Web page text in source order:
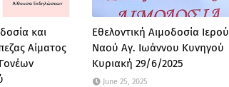
και
Αίματος
Εθελοντική Αιμοδοσία Ιερού
Ναού Αγ. Ιωάννου Κυνηγού
Κυριακή 29/6/2025
June 25, 2025